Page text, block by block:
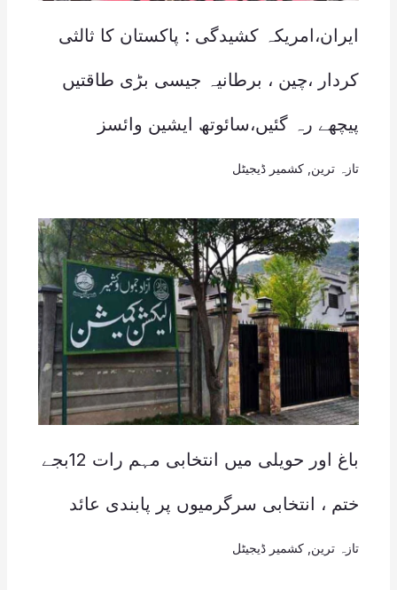
ایران،امریکہ کشیدگی : پاکستان کا ثالثی
کردار ،چین ، برطانیہ جیسی بڑی طاقتیں
پیچھے رہ گئیں،سائوتھ ایشین وائسز
تازہ ترین کشمیر ڈیجیٹل
باغ اور حویلی میں انتخابی مہم رات 12بجے
ختم ، انتخابی سرگرمیوں پر پابندی عائد
تازہ ترین کشمیر ڈیجیٹل